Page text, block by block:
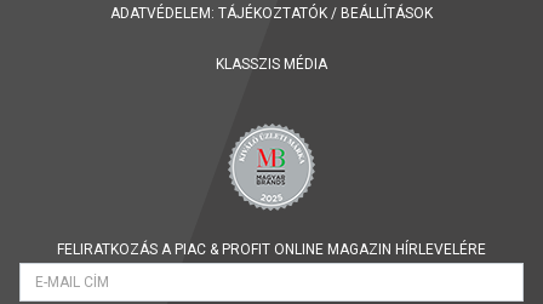
ADATVÉDELEM: TÁJÉKOZTATÓK / BEÁLLÍTÁSOK
KLASSZIS MÉDIA
FELIRATKOZÁS A PIAC & PROFIT ONLINE MAGAZIN HÍRLEVELÉRE